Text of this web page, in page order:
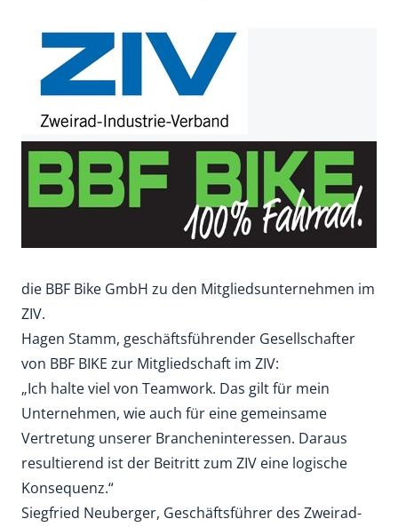
die BBF Bike GmbH zu den Mitgliedsunternehmen im
ZIV.
Hagen Stamm, geschäftsführender Gesellschafter
von BBF BIKE zur Mitgliedschaft im ZIV:
„Ich halte viel von Teamwork. Das gilt für mein
Unternehmen, wie auch für eine gemeinsame
Vertretung unserer Brancheninteressen. Daraus
resultierend ist der Beitritt zum ZIV eine logische
Konsequenz.“
Siegfried Neuberger, Geschäftsführer des Zweirad-